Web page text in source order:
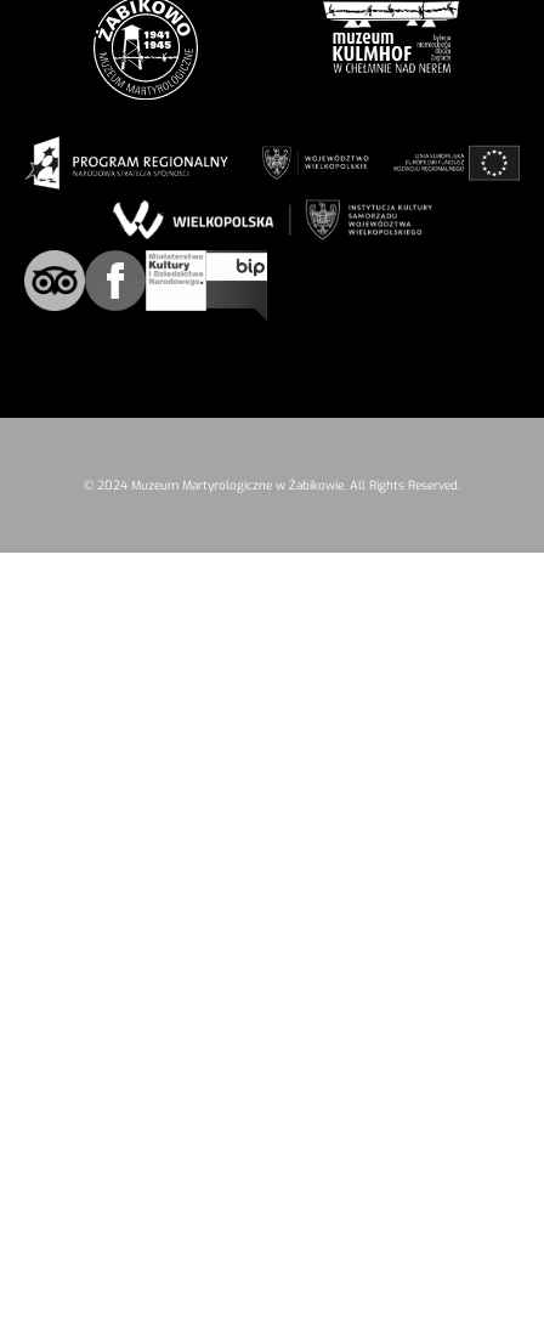
© 2024 Muzeum Martyrologiczne w Żabikowie. All Rights Reserved.